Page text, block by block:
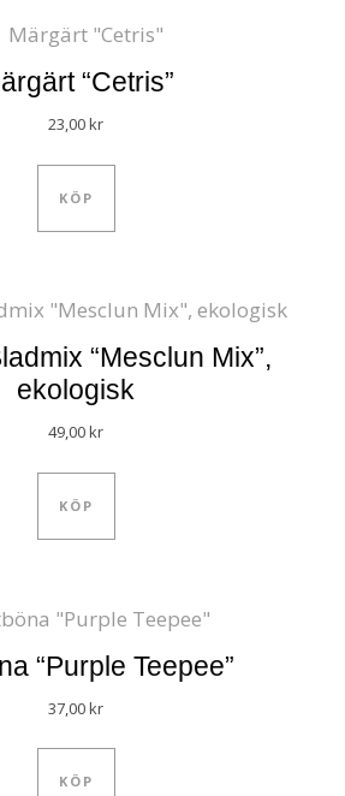
“Cetris”
23,00kr
KÖP
“Mesclun Mix”,
ekologisk
49,00kr
KÖP
“Purple Teepee”
37,00kr
KÖP